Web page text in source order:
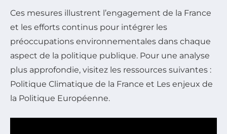
Ces mesures illustrent l’engagement de la France
et les efforts continus pour intégrer les
préoccupations environnementales dans chaque
aspect de la politique publique. Pour une analyse
plus approfondie, visitez les ressources suivantes :
Politique Climatique de la France et Les enjeux de
la Politique Européenne.